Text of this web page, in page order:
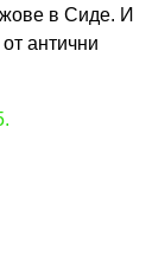
в Сиде. И
антични